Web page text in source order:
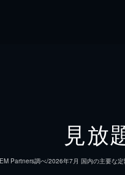
見放
Partners調べ/2026年7⽉ 国内の主要な